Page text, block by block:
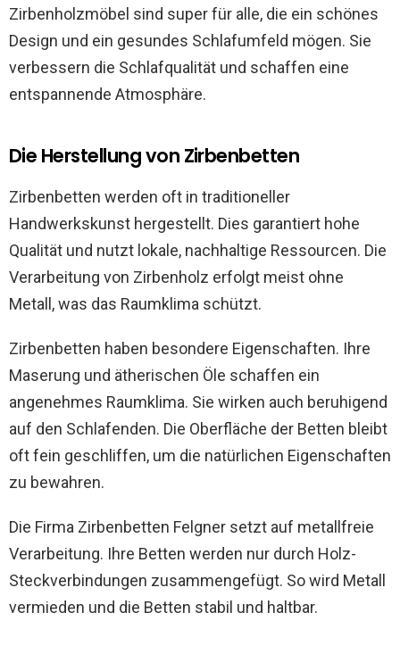
Zirbenholzmöbel sind super für alle, die ein schönes
Design und ein gesundes Schlafumfeld mögen. Sie
verbessern die Schlafqualität und schaffen eine
entspannende Atmosphäre.
Die Herstellung von Zirbenbetten
Zirbenbetten werden oft in traditioneller
Handwerkskunst hergestellt. Dies garantiert hohe
Qualität und nutzt lokale, nachhaltige Ressourcen. Die
Verarbeitung von Zirbenholz erfolgt meist ohne
Metall, was das Raumklima schützt.
Zirbenbetten haben besondere Eigenschaften. Ihre
Maserung und ätherischen Öle schaffen ein
angenehmes Raumklima. Sie wirken auch beruhigend
auf den Schlafenden. Die Oberfläche der Betten bleibt
oft fein geschliffen, um die natürlichen Eigenschaften
zu bewahren.
Die Firma Zirbenbetten Felgner setzt auf metallfreie
Verarbeitung. Ihre Betten werden nur durch Holz-
Steckverbindungen zusammengefügt. So wird Metall
vermieden und die Betten stabil und haltbar.